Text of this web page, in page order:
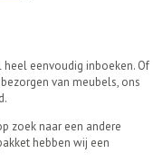
eenvoudig inboeken. Of
van meubels, ons
zoek naar een andere
hebben wij een